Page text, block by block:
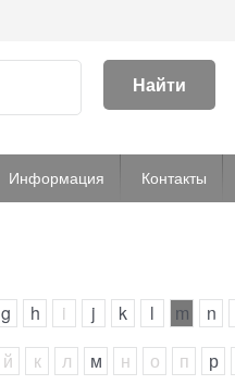
Найти
Информация Контакты
g h i j k l m n
й к л м н о п р